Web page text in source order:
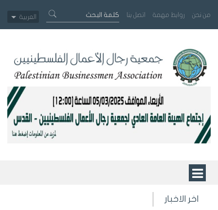
من نحن روابط مهمة اتصل بنا العربية
اخر الاخبار